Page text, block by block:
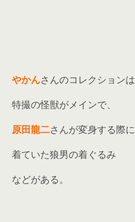
やかんさんのコレクションは
特撮の怪獣がメインで、
原田龍二さんが変身する際に
着ていた狼男の着ぐるみ
などがある。